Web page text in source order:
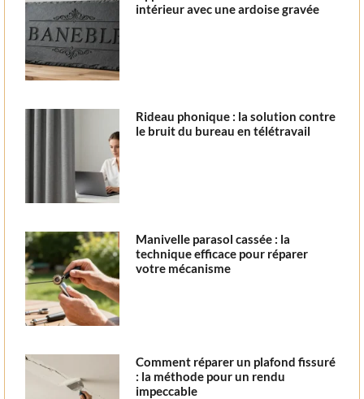
intérieur avec une ardoise gravée
Rideau phonique : la solution contre
le bruit du bureau en télétravail
Manivelle parasol cassée : la
technique efficace pour réparer
votre mécanisme
Comment réparer un plafond fissuré
: la méthode pour un rendu
impeccable